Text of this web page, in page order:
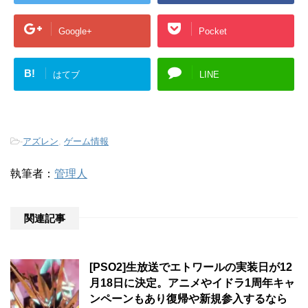
Google+ Pocket
B! はてブ LINE
-アズレン, ゲーム情報
執筆者： 管理人
関連記事
[PSO2]生放送でエトワールの実装日が12
月18日に決定。アニメやイドラ1周年キャ
ンペーンもあり復帰や新規参入するなら